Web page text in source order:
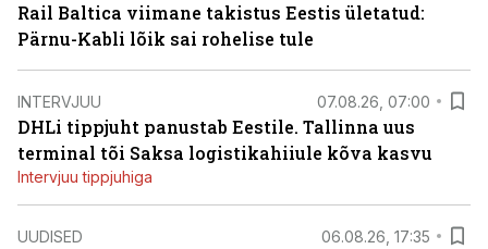
Rail Baltica viimane takistus Eestis ületatud:
Pärnu-Kabli lõik sai rohelise tule
INTERVJUU 07.08.26, 07:00
DHLi tippjuht panustab Eestile. Tallinna uus
terminal tõi Saksa logistikahiiule kõva kasvu
Intervjuu tippjuhiga
UUDISED 06.08.26, 17:35